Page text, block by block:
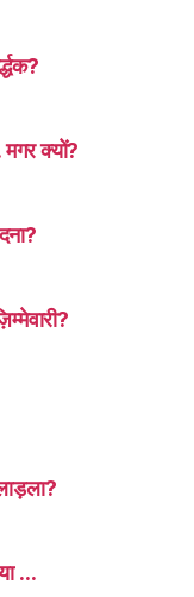
क्यों?
…